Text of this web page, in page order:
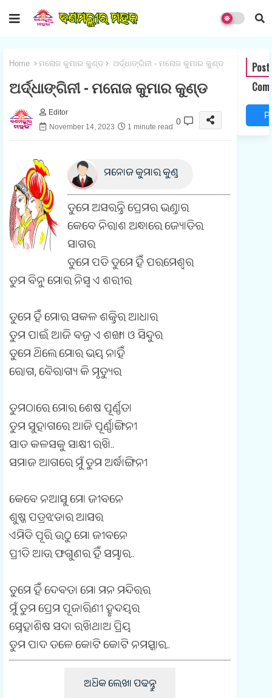
Home ମନୋଜ କୁମାର କୁଣ୍ଡ ଅର୍ଦ୍ଧାଙ୍ଗିନୀ - ମନୋଜ କୁମାର କୁଣ୍ଡ
ଅର୍ଦ୍ଧାଙ୍ଗିନୀ - ମନୋଜ କୁମାର କୁଣ୍ଡ
Editor
November 14, 2023
1 minute read
0
ମନୋଜ କୁମାର କୁଣ୍ଡ
ତୁମେ ଅସରନ୍ତି ପ୍ରେମର ଭଣ୍ଡାର
କେବେ ନିରାଶ ଅନ୍ଧାରେ ଜ୍ୟୋତିର
ସାଗର
ତୁମେ ପତି ତୁମେ ହିଁ ପରମେଶ୍ୱର
ତୁମ ବିନୁ ମୋର ନିସ୍ଵ ଏ ଶରୀର
ତୁମେ ହିଁ ମୋର ସକଳ ଶକ୍ତିର ଆଧାର
ତୁମ ପାଇଁ ଆଜି ବଜ୍ର ଏ ଶଙ୍ଖା ଓ ସିନ୍ଦୁର
ତୁମେ ଥିଲେ ମୋର ଭୟ ନାହିଁ
ରୋଗ, ବୈରାଗ୍ୟ କି ମୃତ୍ୟୁର
ତୁମଠାରେ ମୋର ଶେଷ ପୂର୍ଣ୍ଣତା
ତୁମ ସୁହାଗରେ ଆଜି ପୂର୍ଣ୍ଣାଙ୍ଗିନୀ
ସାତ କଳସକୁ ସାକ୍ଷୀ ରଖି..
ସମାଜ ଆଗରେ ମୁଁ ତୁମ ଅର୍ଦ୍ଧାଙ୍ଗିନୀ
କେବେ ନଆସୁ ମୋ ଜୀବନେ
ଶୁଷ୍କ ପତ୍ରଝଡାର ଆସର
ଏମିତି ପୂରି ଉଠୁ ମୋ ଜୀବନେ
ପ୍ରୀତି ଆଉ ଫଗୁଣର ହିଁ ସମ୍ଭାର..
ତୁମେ ହିଁ ଦେବତା ମୋ ମନ ମନ୍ଦିରର
ମୁଁ ତୁମ ପ୍ରେମ ପୂଜାରିଣୀ ହୃଦୟର
ସ୍ନେହାଶିଷ ସଦା ରଖିଥାଅ ପ୍ରିୟ
ତୁମ ପାଦ ତଳେ କୋଟି କୋଟି ନମସ୍କାର..
ଅଧିକ ଲେଖା ପଢନ୍ତୁ
P
o